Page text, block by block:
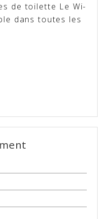
de toilette Le Wi-
dans toutes les